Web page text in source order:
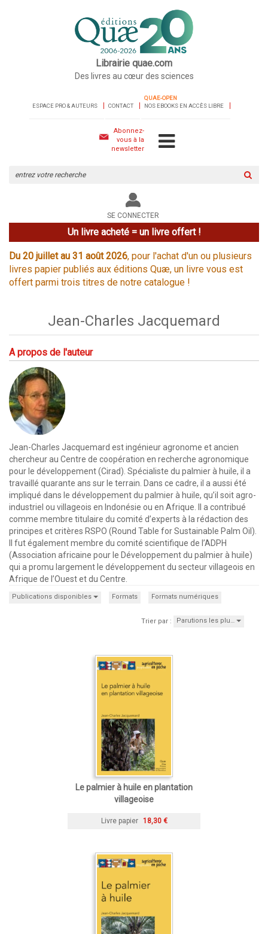
Librairie quae.com
Des livres au cœur des sciences
ESPACE PRO & AUTEURS CONTACT
QUAE-OPEN
NOS EBOOKS EN ACCÈS LIBRE
Abonnez-
vous à la
newsletter
le
site
SE CONNECTER
Un livre acheté = un livre offert !
Du 20 juillet au 31 août 2026, pour l'achat d'un ou plusieurs
livres papier publiés aux éditions Quæ, un livre vous est
offert parmi trois titres de notre catalogue !
Jean-Charles Jacquemard
A propos de l'auteur
Jean-Charles Jacquemard est ingénieur agronome et ancien
chercheur au Centre de coopération en recherche agronomique
pour le développement (Cirad). Spécialiste du palmier à huile, il a
travaillé quarante ans sur le terrain. Dans ce cadre, il a aussi été
impliqué dans le développement du palmier à huile, qu’il soit agro-
industriel ou villageois en Indonésie ou en Afrique. Il a contribué
comme membre titulaire du comité d’experts à la rédaction des
principes et critères RSPO (Round Table for Sustainable Palm Oil).
Il fut également membre du comité scientifique de l’ADPH
(Association africaine pour le Développement du palmier à huile)
qui a promu largement le développement du secteur villageois en
Afrique de l’Ouest et du Centre.
Publications disponibles Formats Formats numériques
Trier par : Parutions les plu…
Le palmier à huile en plantation
villageoise
Livre papier 18,30 €